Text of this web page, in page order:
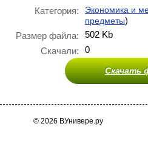
Категория:
Экономика и
предметы)
Размер файла:
502 Kb
Скачали:
0
Скачать
© 2026 ВУнивере.ру